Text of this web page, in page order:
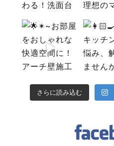
さらに読み込む